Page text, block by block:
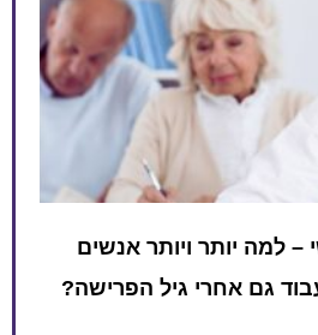
– למה יותר ויותר אנשים
גם אחרי גיל הפרישה?